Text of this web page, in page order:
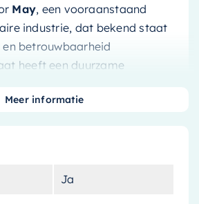
May, een vooraanstaand
industrie, dat bekend staat
betrouwbaarheid
heeft een duurzame
Ja
Meer informatie